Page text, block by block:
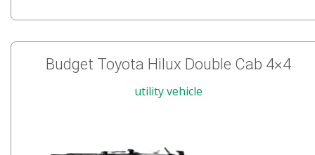
Budget Toyota Hilux Double Cab 4×4
utility vehicle